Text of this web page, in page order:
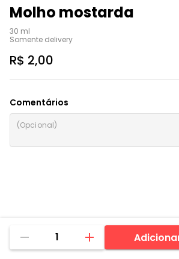
Molho mostarda
30 ml
Somente delivery
R$ 2,00
Comentários
1